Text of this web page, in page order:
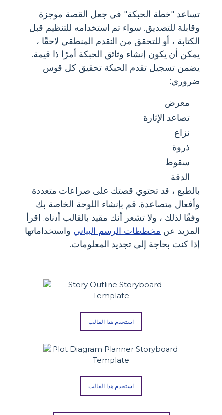
تساعد "خطة الحبكة" في جعل القصة موجزة
وقابلة للتصديق. سواء تم استخدامه للتنظيم قبل
الكتابة ، أو للتحقق من التقدم المنطقي لاحقًا ،
يمكن أن يكون إنشاء وثائق الحبكة أمرًا ذا قيمة.
يضمن تسجيل تقدم الحبكة تحقيق كل قوس
ضروري:
معرض
تصاعد الإثارة
نزاع
ذروة
سقوط
الدقة
بالطبع ، قد تحتوي قصتك على صراعات متعددة
وأفعال متصاعدة. قم بإنشاء اللوحة الخاصة بك
وفقًا لذلك ، ولا تشعر أنك مقيد بالقالب أدناه. اقرأ
المزيد عن مخططات الرسم البياني واستخداماتها
إذا كنت بحاجة إلى تجديد المعلومات.
استخدم هذا القالب
استخدم هذا القالب